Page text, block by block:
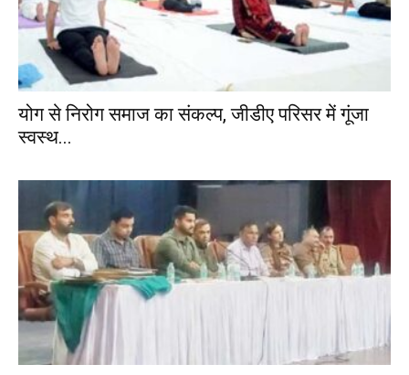
योग से निरोग समाज का संकल्प, जीडीए परिसर में गूंजा
स्वस्थ...